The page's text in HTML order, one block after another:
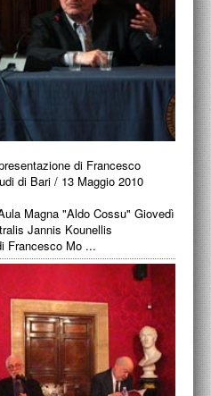
di Francesco
di Bari / 13 Maggio 2010
Magna "Aldo Cossu" Giovedì
Jannis Kounellis
Francesco Mo ...